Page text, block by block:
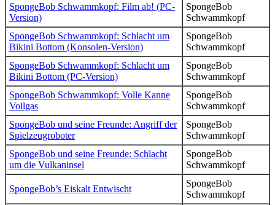
SpongeBob Schwammkopf: Film ab! (PC-
Version)
SpongeBob
Schwammkopf
SpongeBob Schwammkopf: Schlacht um
Bikini Bottom (Konsolen-Version)
SpongeBob
Schwammkopf
SpongeBob Schwammkopf: Schlacht um
Bikini Bottom (PC-Version)
SpongeBob
Schwammkopf
SpongeBob Schwammkopf: Volle Kanne
Vollgas
SpongeBob
Schwammkopf
SpongeBob und seine Freunde: Angriff der
Spielzeugroboter
SpongeBob
Schwammkopf
SpongeBob und seine Freunde: Schlacht
um die Vulkaninsel
SpongeBob
Schwammkopf
SpongeBob’s Eiskalt Entwischt
SpongeBob
Schwammkopf